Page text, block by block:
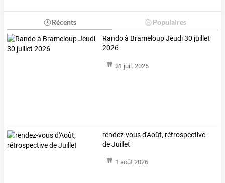
Récents Populaires
Rando à Brameloup Jeudi 30 juillet
2026
31 juil. 2026
rendez-vous d'Août, rétrospective
de Juillet
1 août 2026